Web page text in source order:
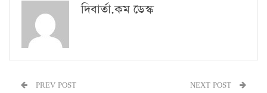
দিবার্তা.কম ডেস্ক
PREV POST NEXT POST